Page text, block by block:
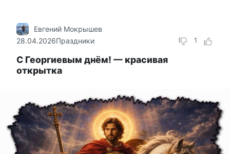
1
Евгений Мокрышев
28.04.2026Праздники
С Георгиевым днём! — красивая
открытка